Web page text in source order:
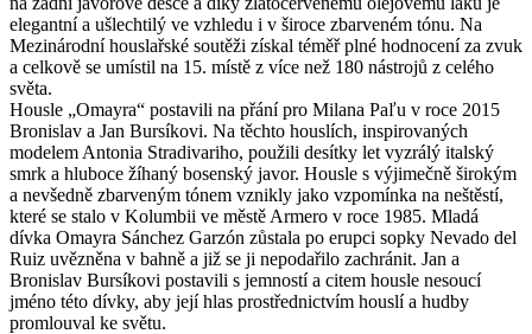
elegantní a ušlechtilý ve vzhledu i v široce zbarveném tónu. Na
Mezinárodní houslařské soutěži získal téměř plné hodnocení za zvuk
a celkově se umístil na 15. místě z více než 180 nástrojů z celého
světa.
Housle „Omayra“ postavili na přání pro Milana Paľu v roce 2015
Bronislav a Jan Bursíkovi. Na těchto houslích, inspirovaných
modelem Antonia Stradivariho, použili desítky let vyzrálý italský
smrk a hluboce žíhaný bosenský javor. Housle s výjimečně širokým
a nevšedně zbarveným tónem vznikly jako vzpomínka na neštěstí,
které se stalo v Kolumbii ve městě Armero v roce 1985. Mladá
dívka Omayra Sánchez Garzón zůstala po erupci sopky Nevado del
Ruiz uvězněna v bahně a již se ji nepodařilo zachránit. Jan a
Bronislav Bursíkovi postavili s jemností a citem housle nesoucí
jméno této dívky, aby její hlas prostřednictvím houslí a hudby
promlouval ke světu.